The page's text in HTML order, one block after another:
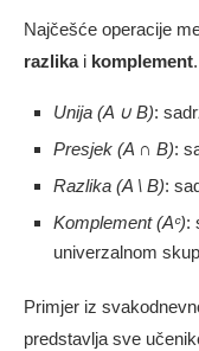
Najčešće operacije
razlikai komplement.
Unija (A ∪ B):
Presjek (A ∩ B):
Razlika (A \ B):
Komplement (Aᶜ):
univerzalnom
Primjer iz
predstavlja sve